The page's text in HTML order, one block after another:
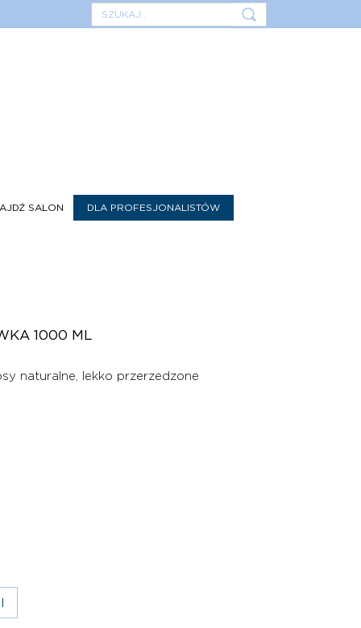
SALON DLA PROFESJONALISTÓW
1000 ML
naturalne, lekko przerzedzone